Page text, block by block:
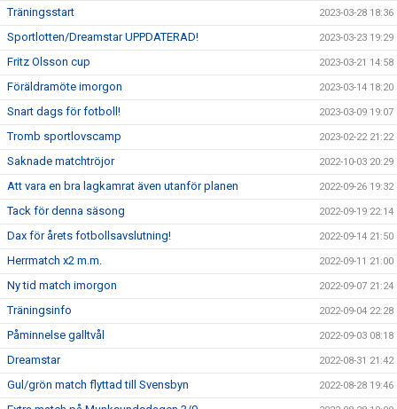
Träningsstart 2023-03-28 18:36
Sportlotten/Dreamstar UPPDATERAD! 2023-03-23 19:29
Fritz Olsson cup 2023-03-21 14:58
Föräldramöte imorgon 2023-03-14 18:20
Snart dags för fotboll! 2023-03-09 19:07
Tromb sportlovscamp 2023-02-22 21:22
Saknade matchtröjor 2022-10-03 20:29
Att vara en bra lagkamrat även utanför planen 2022-09-26 19:32
Tack för denna säsong 2022-09-19 22:14
Dax för årets fotbollsavslutning! 2022-09-14 21:50
Herrmatch x2 m.m. 2022-09-11 21:00
Ny tid match imorgon 2022-09-07 21:24
Träningsinfo 2022-09-04 22:28
Påminnelse galltvål 2022-09-03 08:18
Dreamstar 2022-08-31 21:42
Gul/grön match flyttad till Svensbyn 2022-08-28 19:46